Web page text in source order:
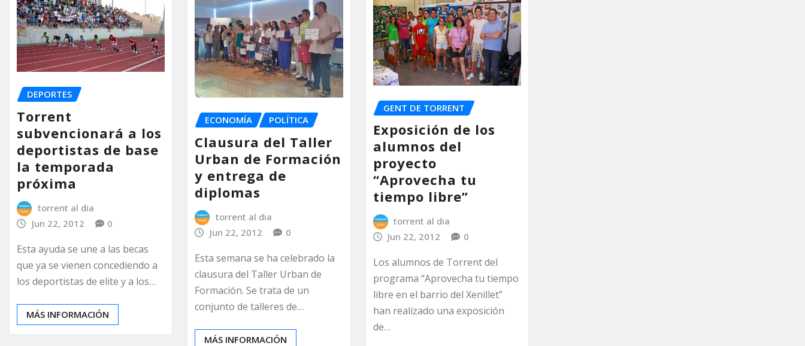
DEPORTES
Torrent
subvencionará a los
deportistas de base
la temporada
próxima
torrent al dia
Jun 22, 2012
0
Esta ayuda se une a las becas
que ya se vienen concediendo a
los deportistas de elite y a los…
MÁS INFORMACIÓN
ECONOMÍA POLÍTICA
Clausura del Taller
Urban de Formación
y entrega de
diplomas
torrent al dia
Jun 22, 2012
0
Esta semana se ha celebrado la
clausura del Taller Urban de
Formación. Se trata de un
conjunto de talleres de…
MÁS INFORMACIÓN
GENT DE TORRENT
Exposición de los
alumnos del
proyecto
“Aprovecha tu
tiempo libre”
torrent al dia
Jun 22, 2012
0
Los alumnos de Torrent del
programa “Aprovecha tu tiempo
libre en el barrio del Xenillet”
han realizado una exposición
de…